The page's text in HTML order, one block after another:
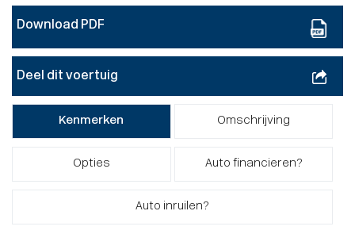
Download PDF
Deel dit voertuig
Kenmerken Omschrijving
Opties Auto financieren?
Auto inruilen?